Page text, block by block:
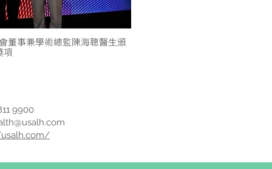
董事兼學術總監陳海聰醫生頒
項
9900